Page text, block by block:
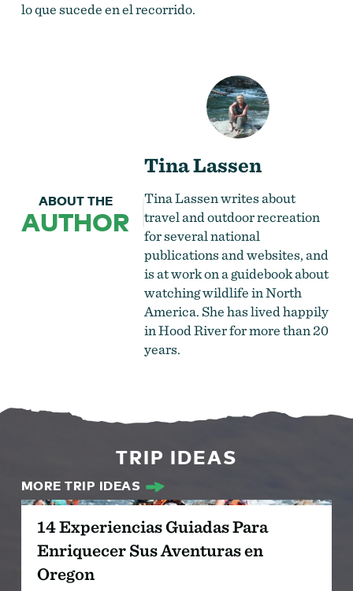
lo que sucede en el recorrido.
ABOUT THE
AUTHOR
Tina Lassen
Tina Lassen writes about
travel and outdoor recreation
for several national
publications and websites, and
is at work on a guidebook about
watching wildlife in North
America. She has lived happily
in Hood River for more than 20
years.
TRIP IDEAS
MORE TRIP IDEAS
14 Experiencias Guiadas Para
Enriquecer Sus Aventuras en
Oregon